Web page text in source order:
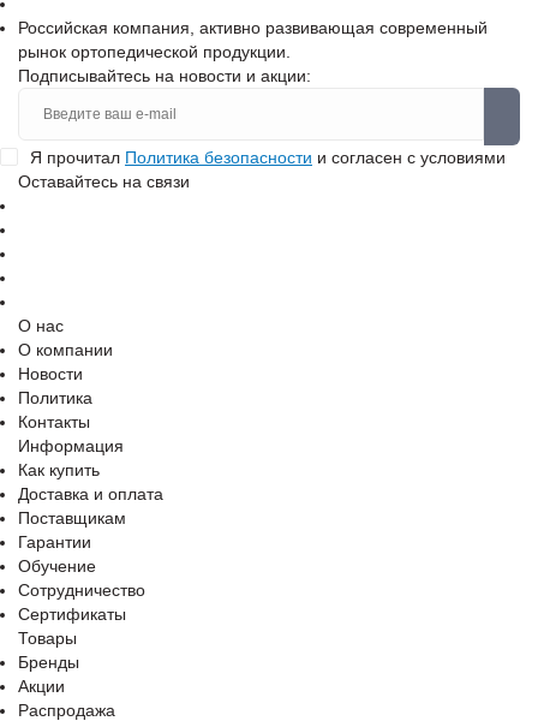
Российская компания, активно развивающая современный
рынок ортопедической продукции.
Подписывайтесь на новости и акции:
Я прочитал Политика безопасности и согласен с условиями
Оставайтесь на связи
О нас
О компании
Новости
Политика
Контакты
Информация
Как купить
Доставка и оплата
Поставщикам
Гарантии
Обучение
Сотрудничество
Сертификаты
Товары
Бренды
Акции
Распродажа